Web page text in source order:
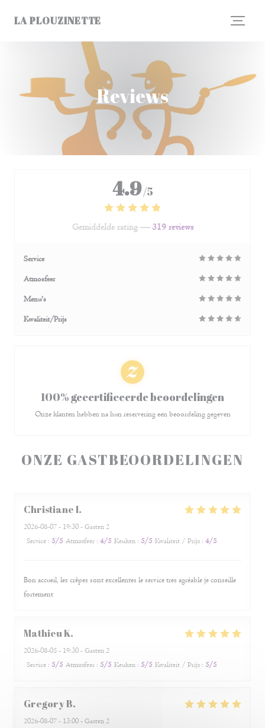
LA PLOUZINETTE
Reviews
ONZE GASTBEOORDELINGEN
ChristianeI
2026-08-07- 19:30 - Gasten 2
Service : 5/5 Atmosfeer : 4/5 Keuken : 5/5 Kwaliteit / Prijs : 4/5
Bon accueil, les crêpes sont excellentes le service tres agréable je conseille
fortement
MathieuK
2026-08-05- 19:30 - Gasten 2
Service : 5/5 Atmosfeer : 5/5 Keuken : 5/5 Kwaliteit / Prijs : 5/5
GregoryB
2026-08-07- 13:00 - Gasten 2
4.9/5
Gemiddelde rating — 319 reviews
Service
Atmosfeer
Menu's
Kwaliteit/Prijs
100% gecertificeerde beoordelingen
Onze klanten hebben na hun reservering een beoordeling gegeven